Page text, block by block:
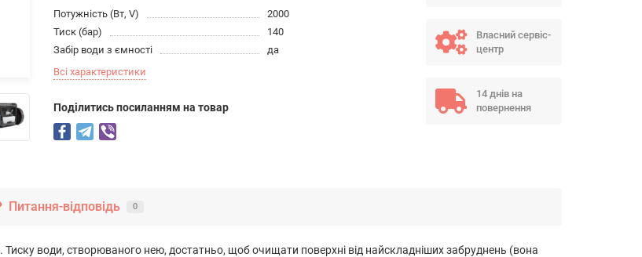
Потужність (Вт, V)
2000
Тиск (бар)
140
Забір води з ємності
да
Всі характеристики
Подiлитись посиланням на товар
Власний сервіс-
центр
14 днів на
повернення
Питання-відповідь 0
води, створюваного нею, достатньо, щоб очищати поверхні від найскладніших забруднень (вона